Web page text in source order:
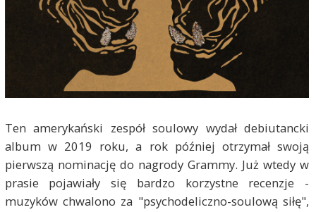
Ten amerykański zespół soulowy wydał debiutancki
album w 2019 roku, a rok później otrzymał swoją
pierwszą nominację do nagrody Grammy. Już wtedy w
prasie pojawiały się bardzo korzystne recenzje -
muzyków chwalono za "psychodeliczno-soulową siłę",